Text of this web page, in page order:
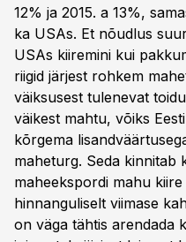
12% ja 2015. a 13%,
ka USAs. Et nõudlus
USAs kiiremini kui
riigid järjest rohkem
väiksusest tulenevat
väikest mahtu, võiks
kõrgema
maheturg. Seda kinnitab
maheekspordi mahu
hinnanguliselt viimase
on väga tähtis arendada